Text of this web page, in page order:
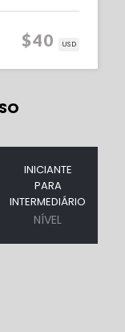
$40 USD
INICIANTE
PARA
INTERMEDIÁRIO
NÍVEL